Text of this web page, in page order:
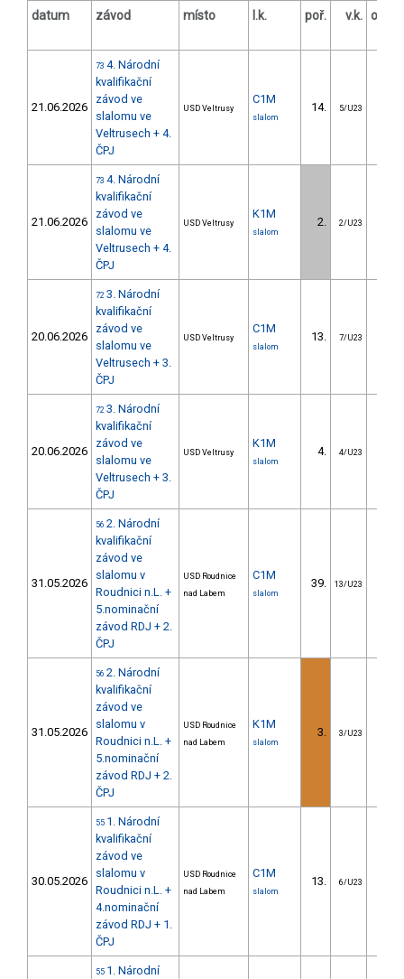
datum závod místo l.k. poř. v.k.
21.06.2026
73 4. Národní
kvalifikační
závod ve
slalomu ve
Veltrusech + 4.
ČPJ
USD Veltrusy
C1M
slalom
14. 5/U23
21.06.2026
73 4. Národní
kvalifikační
závod ve
slalomu ve
Veltrusech + 4.
ČPJ
USD Veltrusy
K1M
slalom
2. 2/U23
20.06.2026
72 3. Národní
kvalifikační
závod ve
slalomu ve
Veltrusech + 3.
ČPJ
USD Veltrusy
C1M
slalom
13. 7/U23
20.06.2026
72 3. Národní
kvalifikační
závod ve
slalomu ve
Veltrusech + 3.
ČPJ
USD Veltrusy
K1M
slalom
4. 4/U23
31.05.2026
56 2. Národní
kvalifikační
závod ve
slalomu v
Roudnici n.L. +
5.nominační
závod RDJ + 2.
ČPJ
USD Roudnice
nad Labem
C1M
slalom
39. 13/U23
31.05.2026
56 2. Národní
kvalifikační
závod ve
slalomu v
Roudnici n.L. +
5.nominační
závod RDJ + 2.
ČPJ
USD Roudnice
nad Labem
K1M
slalom
3. 3/U23
30.05.2026
55 1. Národní
kvalifikační
závod ve
slalomu v
Roudnici n.L. +
4.nominační
závod RDJ + 1.
ČPJ
USD Roudnice
nad Labem
C1M
slalom
13. 6/U23
55 1. Národní